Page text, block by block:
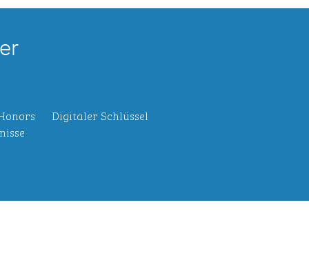
Digitaler Schlüssel